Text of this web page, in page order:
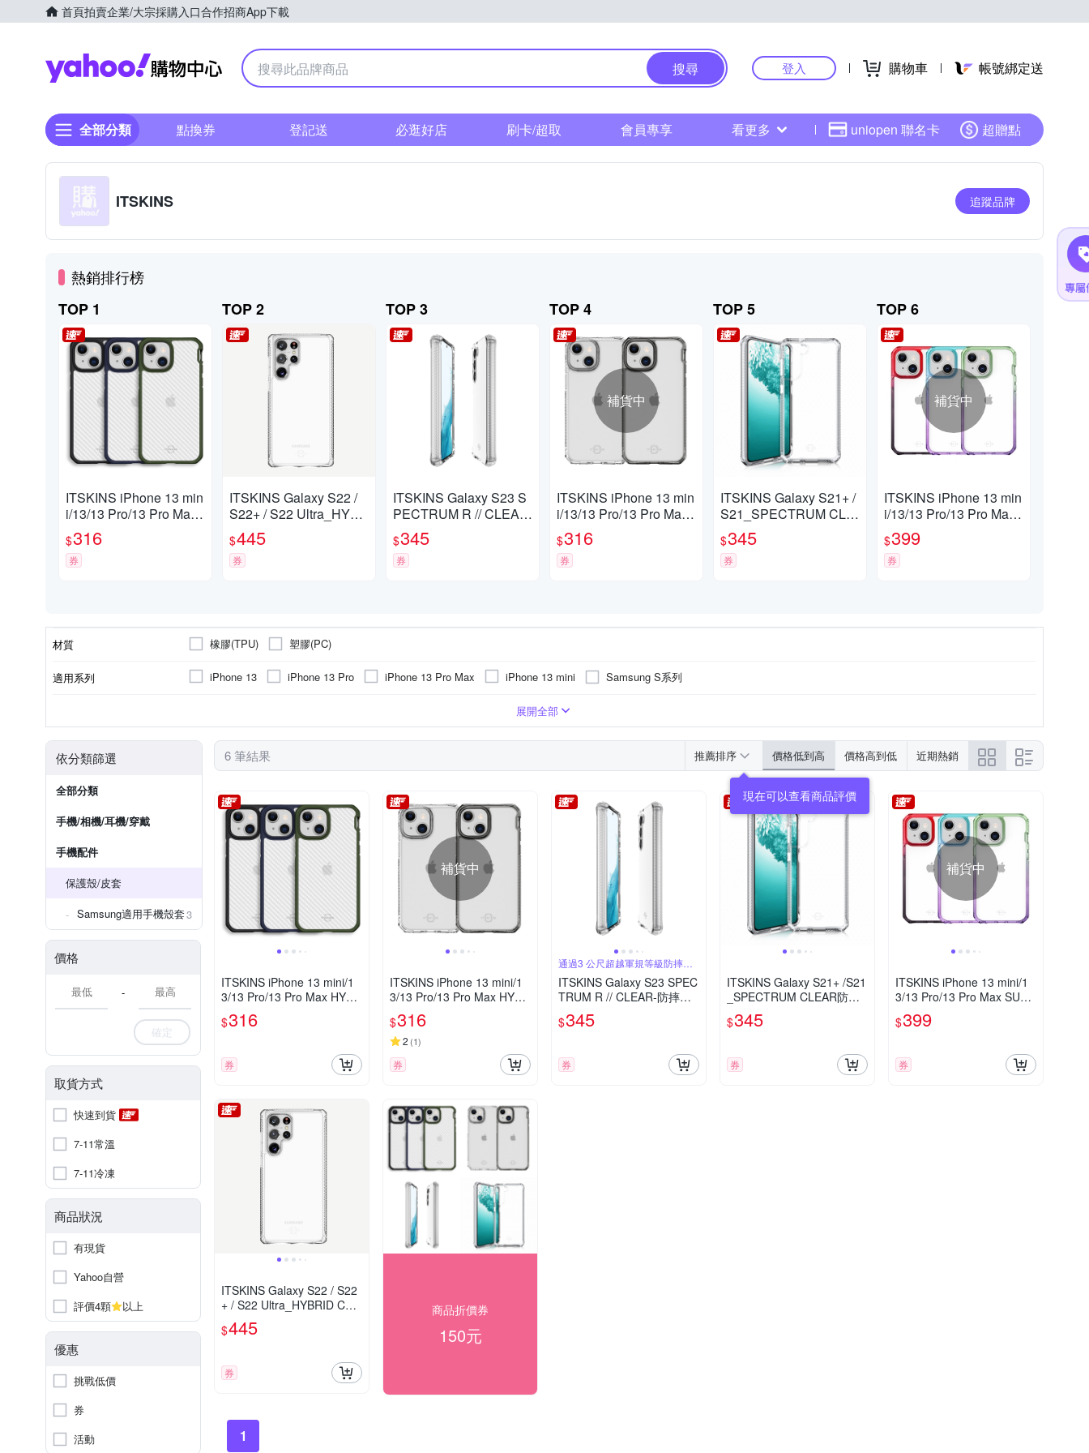
首頁拍賣企業/大宗採購入口合作招商App下載
Yahoo購物中心
搜尋 登入 購物車 帳號綁定送
全部分類 點換券 登記送 必逛好店 刷卡/超取 會員專享 看更多 uniopen 聯名卡 超贈點
ITSKINS 追蹤品牌
熱銷排行榜
TOP 1
ITSKINS iPhone 13 min
i/13/13 Pro/13 Pro Max
HYBRID TEK-防摔保護
殼
$316
券
TOP 2
ITSKINS Galaxy S22 /
S22+ / S22 Ultra_HYBR
ID CLEAR-防摔保護殼
$445
券
TOP 3
ITSKINS Galaxy S23 S
PECTRUM R // CLEAR
-防摔保護殼
$345
券
TOP 4
補貨中
ITSKINS iPhone 13 min
i/13/13 Pro/13 Pro Max
HYBRID CLEAR-防摔
保護殼
$316
券
TOP 5
ITSKINS Galaxy S21+ /
S21_SPECTRUM CLE
AR防摔保護殼
$345
券
TOP 6
補貨中
ITSKINS iPhone 13 min
i/13/13 Pro/13 Pro Max
SUPREME PRIME-防
摔保護殼
$399
券
材質 橡膠(TPU) 塑膠(PC)
適用系列 iPhone 13 iPhone 13 Pro iPhone 13 Pro Max iPhone 13 mini Samsung S系列
展開全部
依分類篩選
全部分類
手機/相機/耳機/穿戴
手機配件
保護殼/皮套
Samsung適用手機殼套3
價格
-
確定
取貨方式
快速到貨
7-11常溫
7-11冷凍
商品狀況
有現貨
Yahoo自營
評價4顆
以上
優惠
挑戰低價
券
活動
6 筆結果 推薦排序 價格低到高 價格高到低 近期熱銷
現在可以查看商品評價
ITSKINS iPhone 13 mini/1
3/13 Pro/13 Pro Max HYBR
ID TEK-防摔保護殼
$316
券
補貨中
ITSKINS iPhone 13 mini/1
3/13 Pro/13 Pro Max HYBR
ID CLEAR-防摔保護殼
$316
2 (1)
券
通過3 公尺超越軍規等級防摔測
試
ITSKINS Galaxy S23 SPEC
TRUM R // CLEAR-防摔保
護殼
$345
券
ITSKINS Galaxy S21+ /S21
_SPECTRUM CLEAR防摔
保護殼
$345
券
補貨中
ITSKINS iPhone 13 mini/1
3/13 Pro/13 Pro Max SUPR
EME PRIME-防摔保護殼
$399
券
ITSKINS Galaxy S22 / S22
+ / S22 Ultra_HYBRID CLE
AR-防摔保護殼
$445
券
商品折價券
150元
1